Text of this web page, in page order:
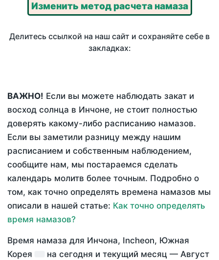
Изменить метод расчета намаза
Делитесь ссылкой на наш сайт и сохраняйте себе в
закладках:
ВАЖНО! Если вы можете наблюдать закат и
восход солнца в Инчоне, не стоит полностью
доверять какому-либо расписанию намазов.
Если вы заметили разницу между нашим
расписанием и собственным наблюдением,
сообщите нам, мы постараемся сделать
календарь молитв более точным. Подробно о
том, как точно определять времена намазов мы
описали в нашей статье: Как точно определять
время намазов?
Время намаза для Инчона, Incheon, Южная
Корея
на сегодня и текущий месяц — Август